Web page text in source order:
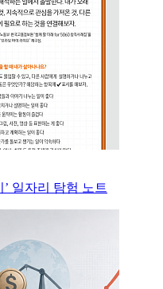
일자리 탐험 노트